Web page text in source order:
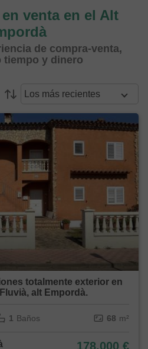
venta en el Alt
de compra-venta,
tiempo y dinero
totalmente exterior en
alt Empordà.
1 Baños 68 m²
178.000 €